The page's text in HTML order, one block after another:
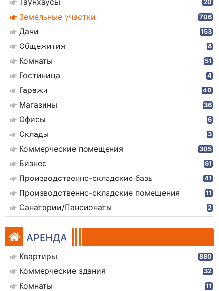
Таунхаусы 20
Земельные участки 706
Дачи 153
Общежития 8
Комнаты 51
Гостиница 4
Гаражи 40
Магазины 36
Офисы 6
Склады 3
Коммерческие помещения 305
Бизнес 61
Производственно-складские базы 41
Производственно-складские помещения 11
Санатории/Пансионаты 2
АРЕНДА
Квартиры 880
Коммерческие здания 32
Комнаты 11